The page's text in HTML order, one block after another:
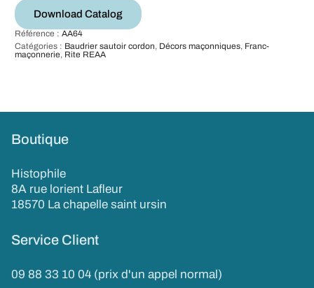
Download Catalog
Référence : AA64
Catégories : Baudrier sautoir cordon, Décors maçonniques, Franc-
maçonnerie, Rite REAA
Boutique
Histophile
8A rue lorient Lafleur
18570 La chapelle saint ursin
Service Client
09 88 33 10 04 (prix d'un appel normal)